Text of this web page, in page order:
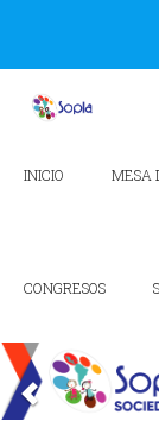
INICIO MESA
CONGRESOS
A
n
t